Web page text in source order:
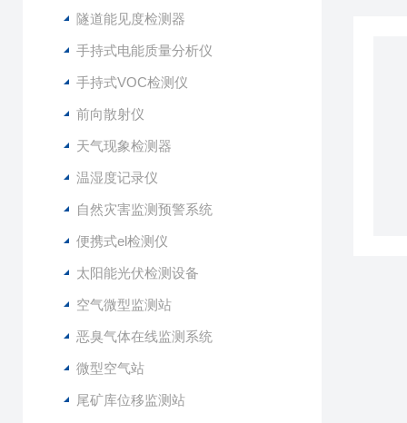
隧道能见度检测器
手持式电能质量分析仪
手持式VOC检测仪
前向散射仪
天气现象检测器
温湿度记录仪
自然灾害监测预警系统
便携式el检测仪
太阳能光伏检测设备
空气微型监测站
恶臭气体在线监测系统
微型空气站
尾矿库位移监测站